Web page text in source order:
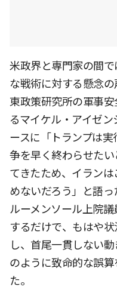
米政界と専門家の間
な戦術に対する懸念
東政策研究所の軍事
るマイケル・アイゼ
ースに「トランプは
争を早く終わらせた
てきたため、イラン
めないだろう」と語
ルーメンソール上院
するだけで、もはや
し、首尾一貫しない
のように致命的な誤
た。